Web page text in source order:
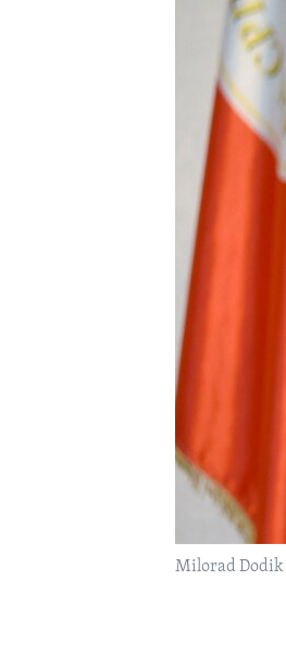
Milorad Dodik